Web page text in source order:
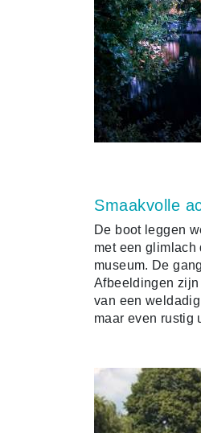
Smaakvolle
De boot leggen
met een glimlach
museum. De
Afbeeldingen
van een
maar even rustig